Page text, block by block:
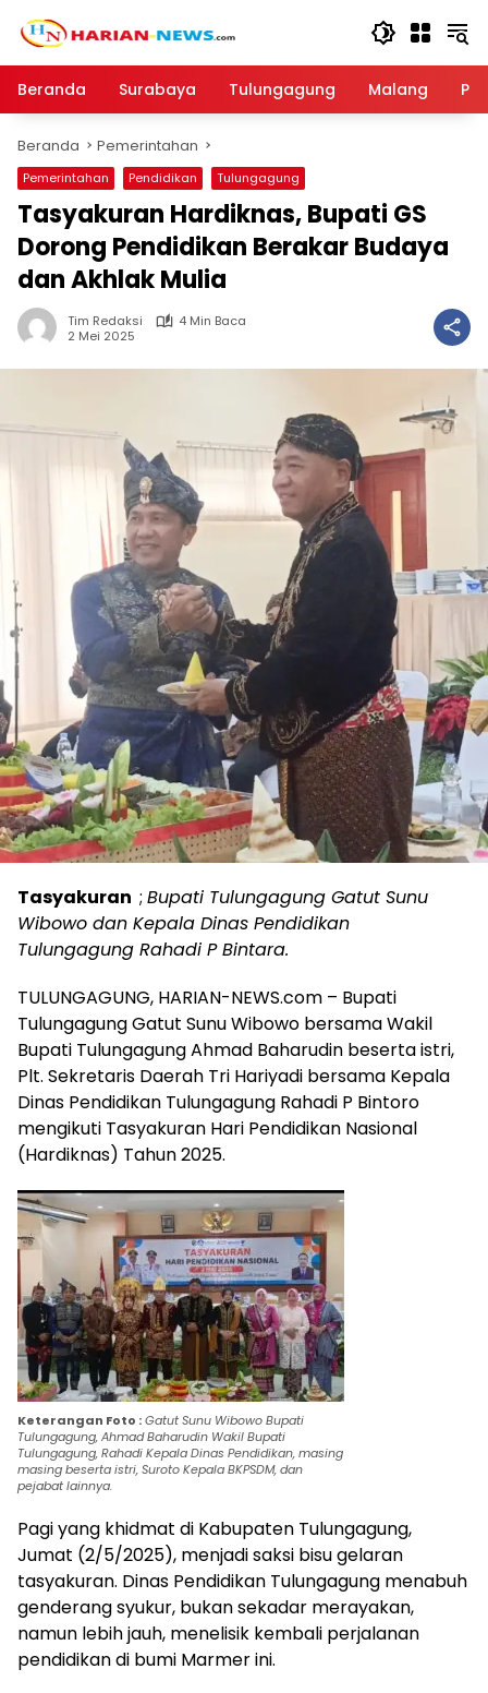
Beranda
Surabaya Tulungagung Malang
Beranda Pemerintahan
Pemerintahan Pendidikan Tulungagung
Tasyakuran Hardiknas, Bupati GS
Dorong Pendidikan Berakar Budaya
dan Akhlak Mulia
Tim Redaksi
4 Min Baca
2 Mei 2025
Tasyakuran ; Bupati Tulungagung Gatut Sunu
Wibowo dan Kepala Dinas Pendidikan
Tulungagung Rahadi P Bintara.
TULUNGAGUNG, HARIAN-NEWS.com – Bupati
Tulungagung Gatut Sunu Wibowo bersama Wakil
Bupati Tulungagung Ahmad Baharudin beserta istri,
Plt. Sekretaris Daerah Tri Hariyadi bersama Kepala
Dinas Pendidikan Tulungagung Rahadi P Bintoro
mengikuti Tasyakuran Hari Pendidikan Nasional
(Hardiknas) Tahun 2025.
Keterangan Foto :Gatut Sunu Wibowo Bupati
Tulungagung, Ahmad Baharudin Wakil Bupati
Tulungagung, Rahadi Kepala Dinas Pendidikan, masing
masing beserta istri, Suroto Kepala BKPSDM, dan
pejabat lainnya.
Pagi yang khidmat di Kabupaten Tulungagung,
Jumat (2/5/2025), menjadi saksi bisu gelaran
tasyakuran. Dinas Pendidikan Tulungagung menabuh
genderang syukur, bukan sekadar merayakan,
namun lebih jauh, menelisik kembali perjalanan
pendidikan di bumi Marmer ini.